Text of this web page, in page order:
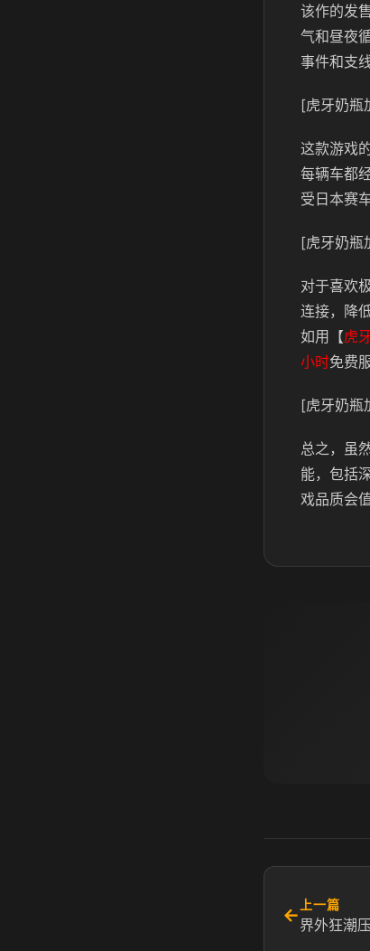
该作的发
气和昼夜
事件和支
[虎牙奶瓶
这款游戏
每辆车都
受日本赛
[虎牙奶瓶
对于喜欢
连接，降
如用【虎
小时免费
[虎牙奶瓶
总之，虽
能，包括
戏品质会
← 上一篇
界外狂潮